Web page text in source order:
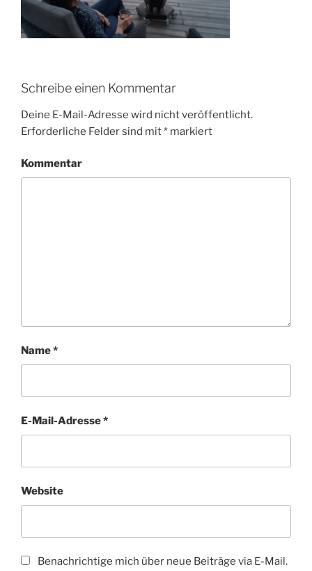
Schreibe einen Kommentar
Deine E-Mail-Adresse wird nicht veröffentlicht.
Erforderliche Felder sind mit* markiert
Kommentar
Name*
E-Mail-Adresse*
Website
Benachrichtige mich über neue Beiträge via E-Mail.